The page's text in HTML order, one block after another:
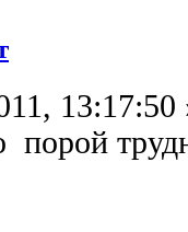
13:17:50
порой